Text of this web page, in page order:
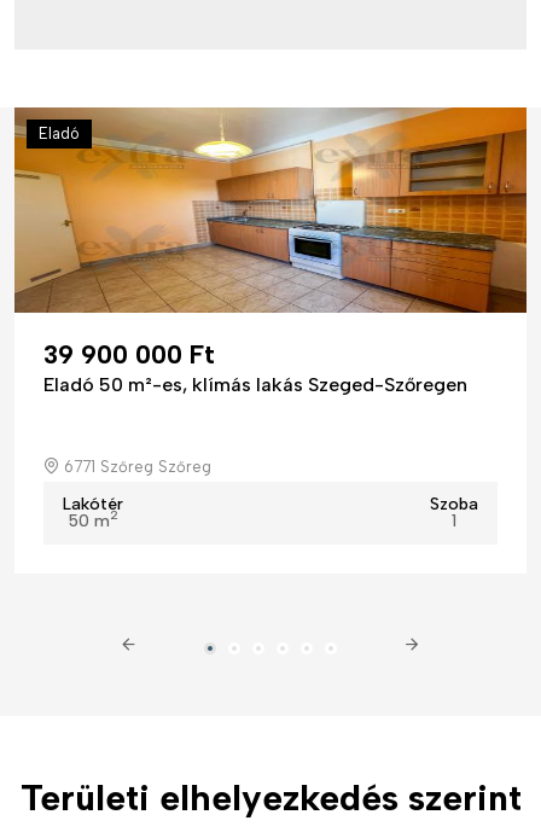
Eladó
39 900 000 Ft
Eladó 50 m²-es, klímás lakás Szeged-Szőregen
6771 Szőreg Szőreg
Lakótér
50 m2
Szoba
1
Területi elhelyezkedés szerint